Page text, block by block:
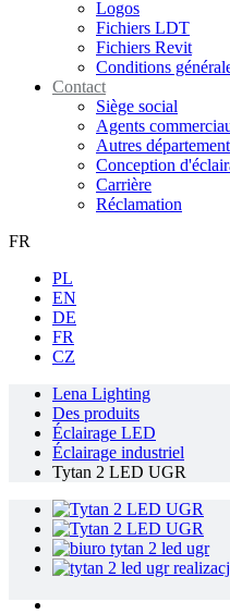
Logos
Fichiers LDT
Fichiers Revit
Conditions
Contact
Siège social
Agents
Autres
Conception
Carrière
Réclamation
FR
PL
EN
DE
FR
CZ
Lena Lighting
Des produits
Éclairage LED
Éclairage industriel
Tytan 2 LED UGR